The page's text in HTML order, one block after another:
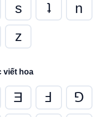
s ʇ
n
z
viết hoa
Ǝ Ⅎ
⅁